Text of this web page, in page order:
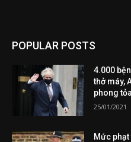
POPULAR POSTS
4.000
thở máy,
phong tỏa
25/01/2021
Mức